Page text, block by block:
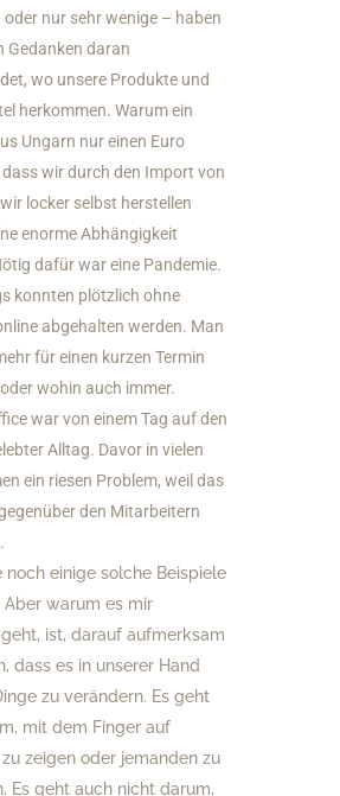
oder nur sehr wenige – haben
Gedanken daran
wo unsere Produkte und
herkommen. Warum ein
Ungarn nur einen Euro
wir durch den Import von
locker selbst herstellen
enorme Abhängigkeit
dafür war eine Pandemie.
konnten plötzlich ohne
abgehalten werden. Man
für einen kurzen Termin
wohin auch immer.
war von einem Tag auf den
Alltag. Davor in vielen
ein riesen Problem, weil das
den Mitarbeitern
noch einige solche Beispiele
Aber warum es mir
ist, darauf aufmerksam
dass es in unserer Hand
zu verändern. Es geht
mit dem Finger auf
zeigen oder jemanden zu
Es geht auch nicht darum,